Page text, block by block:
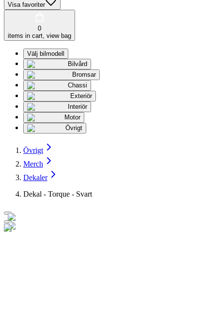
Visa favoriter
0
items in cart, view bag
Välj bilmodell
Bilvård
Bromsar
Chassi
Exteriör
Interiör
Motor
Övrigt
Övrigt
Merch
Dekaler
Dekal - Torque - Svart